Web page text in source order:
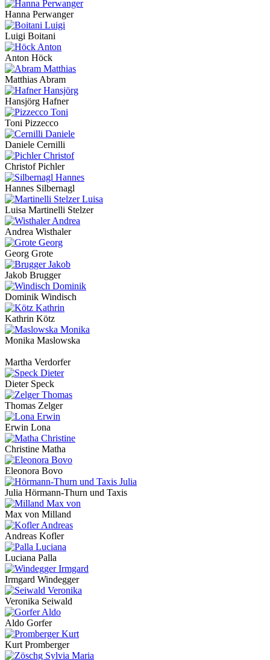
Hanna Perwanger
Luigi Boitani
Anton Höck
Matthias Abram
Hansjörg Hafner
Toni Pizzecco
Daniele Cernilli
Christof Pichler
Hannes Silbernagl
Luisa Martinelli Stelzer
Andrea Wisthaler
Georg Grote
Jakob Brugger
Dominik Windisch
Kathrin Kötz
Monika Maslowska
Martha Verdorfer
Dieter Speck
Thomas Zelger
Erwin Lona
Christine Matha
Eleonora Bovo
Julia Hörmann-Thurn und Taxis
Max von Milland
Andreas Kofler
Luciana Palla
Irmgard Windegger
Veronika Seiwald
Aldo Gorfer
Kurt Promberger